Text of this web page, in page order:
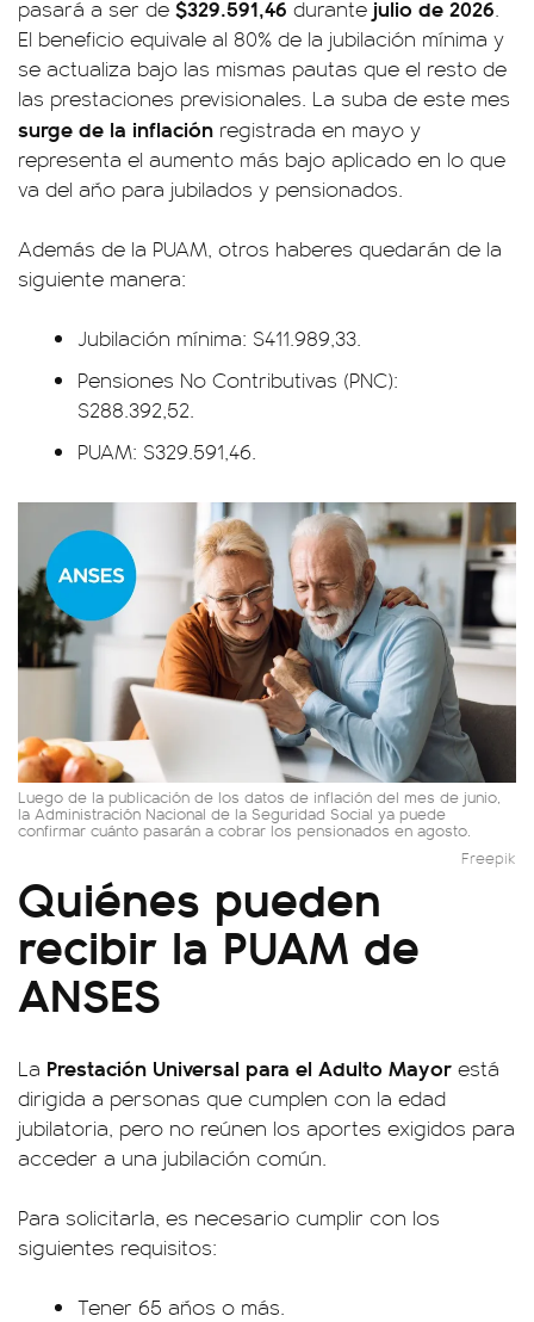
pasará a ser de $329.591,46 durante julio de 2026.
El beneficio equivale al 80% de la jubilación mínima y
se actualiza bajo las mismas pautas que el resto de
las prestaciones previsionales. La suba de este mes
surge de la inflación registrada en mayo y
representa el aumento más bajo aplicado en lo que
va del año para jubilados y pensionados.
Además de la PUAM, otros haberes quedarán de la
siguiente manera:
Jubilación mínima: $411.989,33.
Pensiones No Contributivas (PNC):
$288.392,52.
PUAM: $329.591,46.
Luego de la publicación de los datos de inflación del mes de junio,
la Administración Nacional de la Seguridad Social ya puede
confirmar cuánto pasarán a cobrar los pensionados en agosto.
Freepik
Quiénes pueden
recibir la PUAM de
ANSES
La Prestación Universal para el Adulto Mayor está
dirigida a personas que cumplen con la edad
jubilatoria, pero no reúnen los aportes exigidos para
acceder a una jubilación común.
Para solicitarla, es necesario cumplir con los
siguientes requisitos:
Tener 65 años o más.